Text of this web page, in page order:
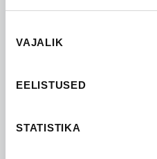
valik
VAJALIK
EELISTUSED
STATISTIKA